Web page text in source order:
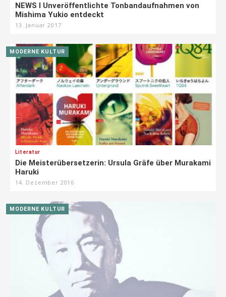
NEWS I Unveröffentlichte Tonbandaufnahmen von
Mishima Yukio entdeckt
13. Januar 2017
MODERNE KULTUR
Literatur
Die Meisterübersetzerin: Ursula Gräfe über Murakami
Haruki
14. Dezember 2016
MODERNE KULTUR